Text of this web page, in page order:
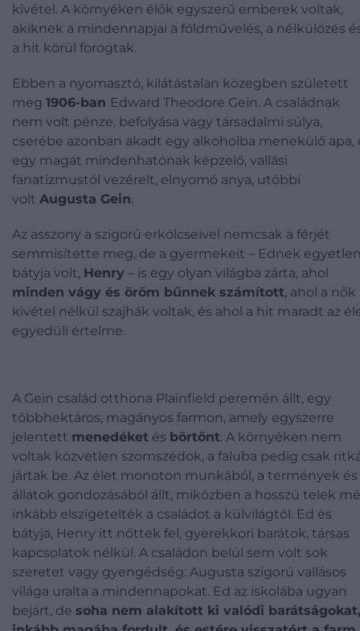
kivétel. A környéken élők egyszerű emberek voltak,
akiknek a mindennapjai a földművelés, a nélkülözés
a hit körül forogtak.
Ebben a nyomasztó, kilátástalan közegben született
meg 1906-ban Edward Theodore Gein. A családnak
nem volt pénze, befolyása vagy társadalmi súlya,
cserébe azonban akadt egy alkoholba menekülő apa,
egy magát mindenhatónak képzelő, vallási
fanatizmustól vezérelt, elnyomó anya, utóbbi
volt Augusta Gein.
Az asszony a szigorú erkölcseivel nemcsak a férjét
semmisítette meg, de a gyermekeit – Ednek
bátyja volt, Henry – is egy olyan világba zárta, ahol
minden vágy és öröm bűnnek számított, ahol a nők
kivétel nélkül szajhák voltak, és ahol a hit maradt az
egyedüli értelme.
A Gein család otthona Plainfield peremén állt, egy
többhektáros, magányos farmon, amely egyszerre
jelentett menedéket és börtönt. A környéken nem
voltak közvetlen szomszédok, a faluba pedig csak
jártak be. Az élet monoton munkából, a termények és
állatok gondozásából állt, miközben a hosszú telek
inkább elszigetelték a családot a külvilágtól. Ed és
bátyja, Henry itt nőttek fel, gyerekkori barátok, társas
kapcsolatok nélkül. A családon belül sem volt sok
szeretet vagy gyengédség: Augusta szigorú vallásos
világa uralta a mindennapokat. Ed az iskolába ugyan
bejárt, de soha nem alakított ki valódi barátságokat,